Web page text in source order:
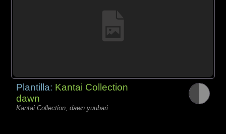
Plantilla: Kantai Collection
dawn
Kantai Collection, dawn yuubari